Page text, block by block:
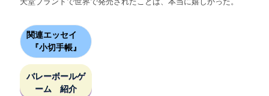
関連エッセイ
『小切手帳』
バレーボールゲ
ーム 紹介